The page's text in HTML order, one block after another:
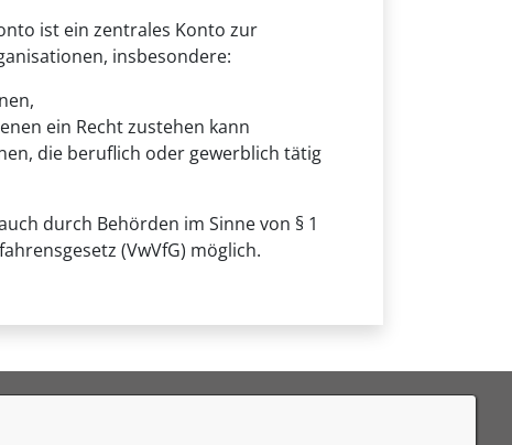
ist ein zentrales Konto zur
insbesondere:
ein Recht zustehen kann
die beruflich oder gewerblich tätig
durch Behörden im Sinne von § 1
(VwVfG) möglich.